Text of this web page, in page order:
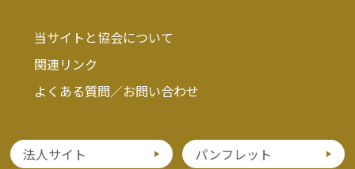
当サイトと協会について
関連リンク
よくある質問／お問い合わせ
法人サイト
パンフレット